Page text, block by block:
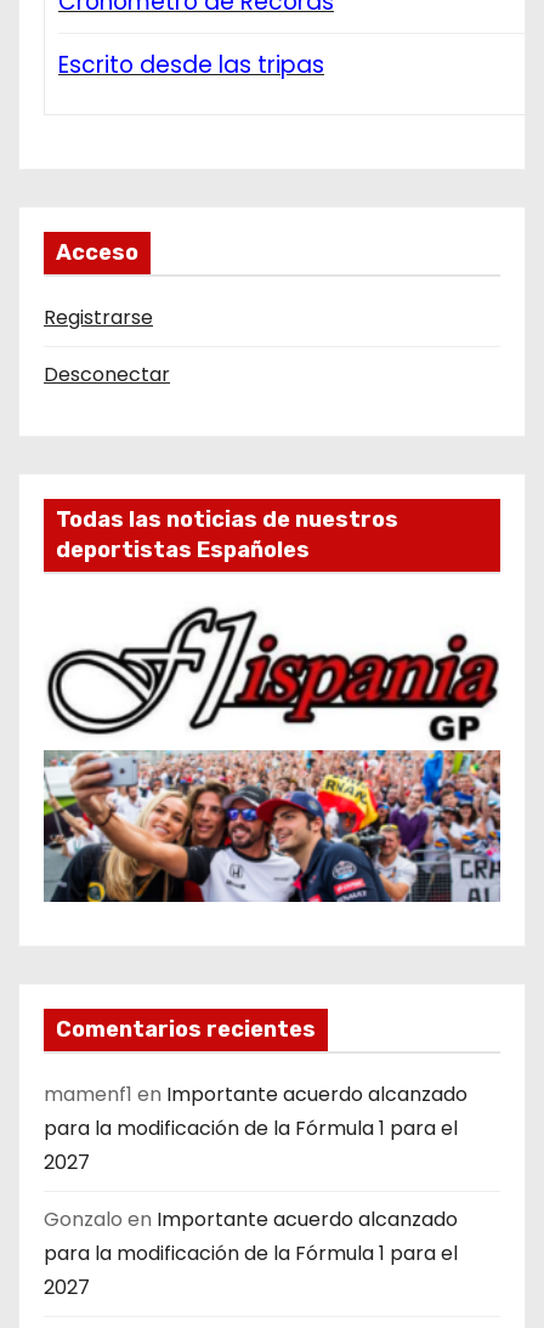
Escrito desde las tripas
Acceso
Registrarse
Desconectar
Todas las noticias de nuestros
deportistas Españoles
Comentarios recientes
mamenf1 en Importante acuerdo alcanzado
para la modificación de la Fórmula 1 para el
2027
Gonzalo en Importante acuerdo alcanzado
para la modificación de la Fórmula 1 para el
2027